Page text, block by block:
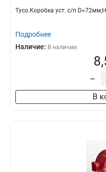
Тусо.Коробка уст. с/п
Подробнее
Наличие: В наличии
–
В